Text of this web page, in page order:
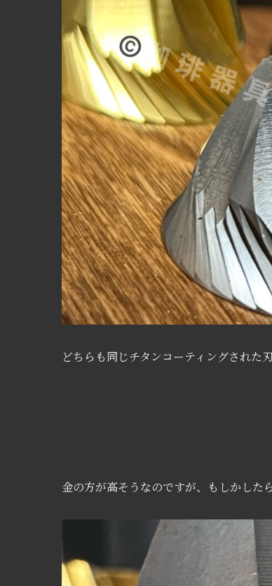
どちらも同じチタンコーティングされた
金の方が高そうなのですが、もしかした